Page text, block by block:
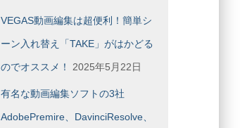
VEGAS動画編集は超便利！簡単シ
ーン入れ替え「TAKE」がはかどる
のでオススメ！ 2025年5月22日
有名な動画編集ソフトの3社
AdobePremire、DavinciResolve、